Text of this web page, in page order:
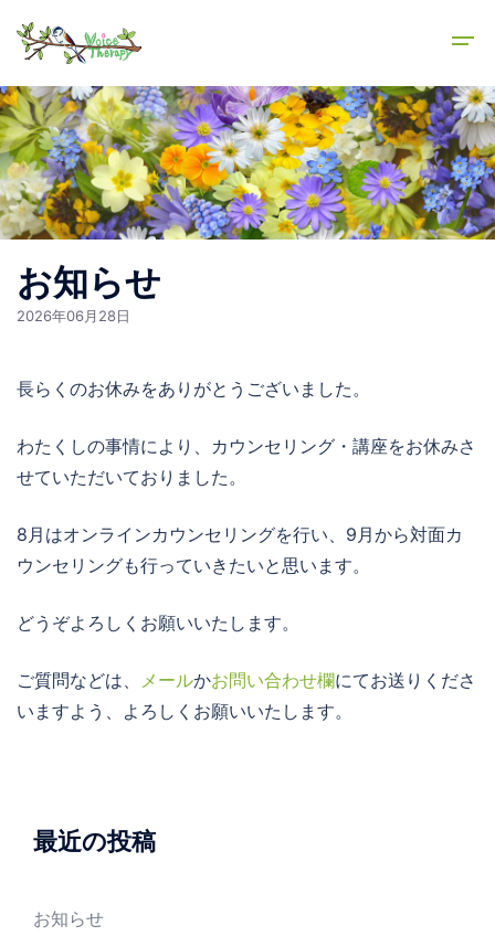
ン
ツ
へ
ス
キ
お知らせ
2026年06月28日
長らくのお休みをありがとうございました。
わたくしの事情により、カウンセリング・講座をお休みさ
せていただいておりました。
8月はオンラインカウンセリングを行い、9月から対面カ
ウンセリングも行っていきたいと思います。
どうぞよろしくお願いいたします。
ご質問などは、 メールかお問い合わせ欄にてお送りくださ
いますよう、よろしくお願いいたします。
最近の投稿
お知らせ